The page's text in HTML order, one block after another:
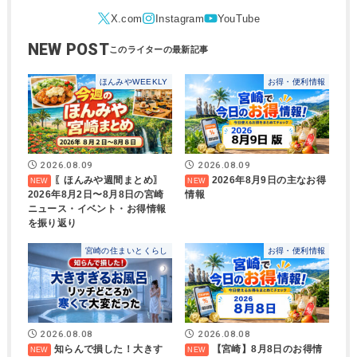
NEW POST
ほんみやWEEKLY
2026.08.09
〖ほんみや週間まとめ〗
2026年8月2日〜8月8日の宮崎
ニュース・イベント・お得情報
を振り返り
お得・便利情報
2026.08.09
2026年8月9日の主なお得
情報
宮崎の住まいとくらし
2026.08.08
知らんで損した！大きす
お得・便利情報
2026.08.08
【宮崎】8月8日のお得情